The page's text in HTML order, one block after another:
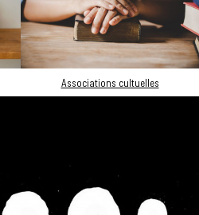
Associations cultuelles